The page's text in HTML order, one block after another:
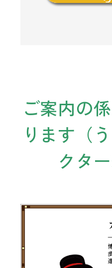
ご案内の
ります（
クタ